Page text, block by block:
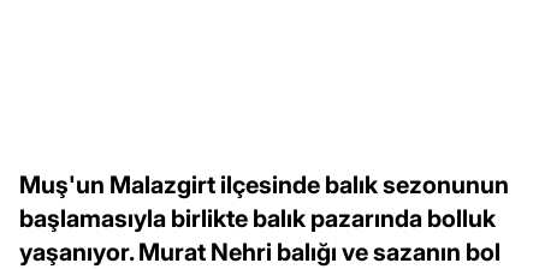
Muş'un Malazgirt ilçesinde balık sezonunun
başlamasıyla birlikte balık pazarında bolluk
yaşanıyor. Murat Nehri balığı ve sazanın bol